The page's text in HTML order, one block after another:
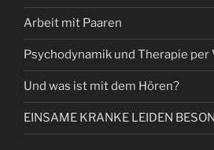
Arbeit mit Paaren
Psychodynamik und Therapie per
Und was ist mit dem Hören?
EINSAME KRANKE LEIDEN